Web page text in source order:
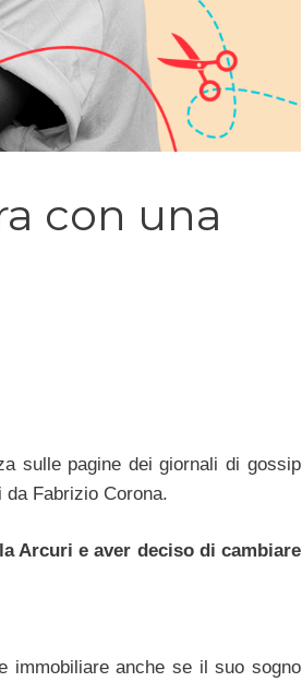
con una
sulle pagine dei giornali di gossip
Fabrizio Corona.
Arcuri e aver deciso di cambiare
immobiliare anche se il suo sogno